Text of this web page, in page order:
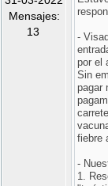
Mensajes:
13
-
por el
Sin
pagar
fiebre
-
1.